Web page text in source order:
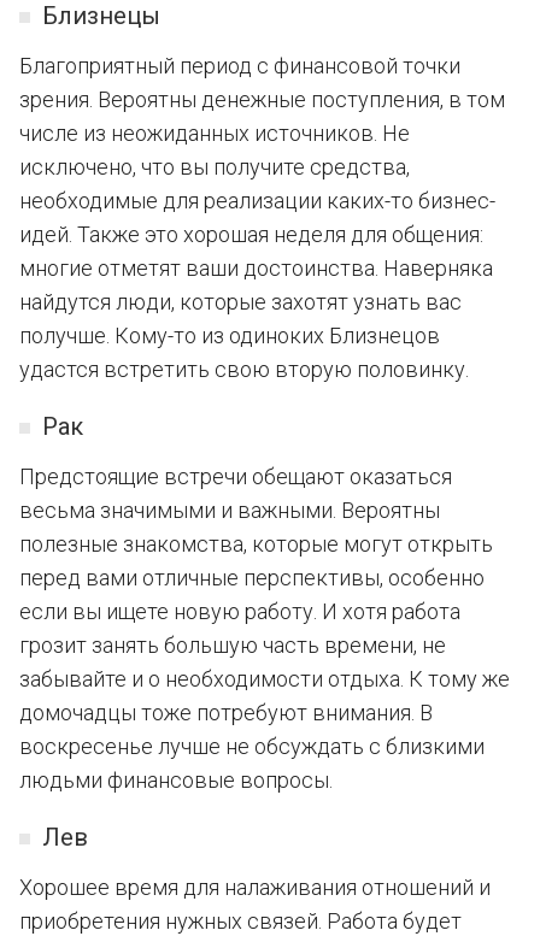
Близнецы
Благоприятный период с финансовой точки
зрения. Вероятны денежные поступления, в том
числе из неожиданных источников. Не
исключено, что вы получите средства,
необходимые для реализации каких-то бизнес-
идей. Также это хорошая неделя для общения:
многие отметят ваши достоинства. Наверняка
найдутся люди, которые захотят узнать вас
получше. Кому-то из одиноких Близнецов
удастся встретить свою вторую половинку.
Рак
Предстоящие встречи обещают оказаться
весьма значимыми и важными. Вероятны
полезные знакомства, которые могут открыть
перед вами отличные перспективы, особенно
если вы ищете новую работу. И хотя работа
грозит занять большую часть времени, не
забывайте и о необходимости отдыха. К тому же
домочадцы тоже потребуют внимания. В
воскресенье лучше не обсуждать с близкими
людьми финансовые вопросы.
Лев
Хорошее время для налаживания отношений и
приобретения нужных связей. Работа будет